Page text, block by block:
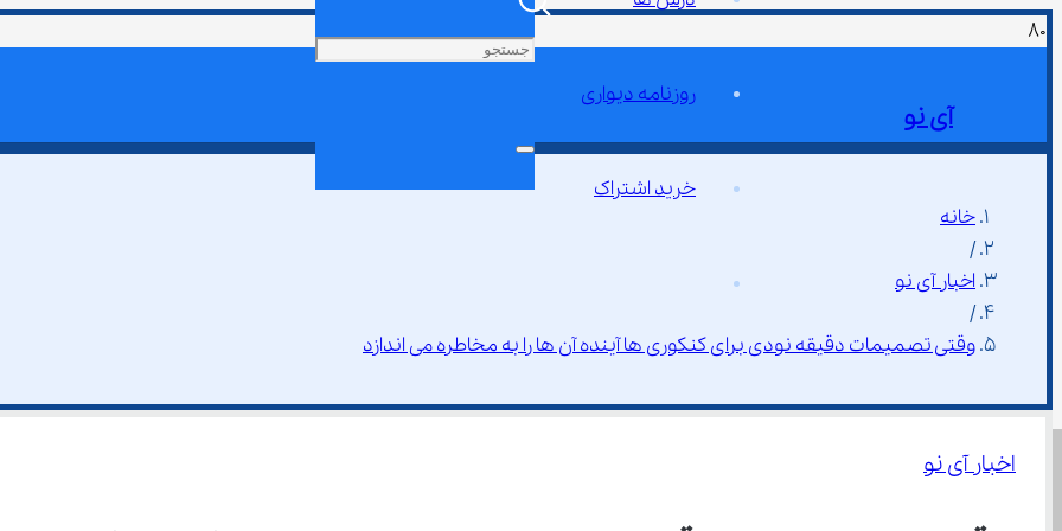
آی نو
روزنامه دیواری
خرید اشتراک
خانه
/
اخبار آی نو
/
وقتی تصمیمات دقیقه نودی برای کنکوری ها آینده آن ها را به مخاطره می ‌اندازد
اخبار آی نو